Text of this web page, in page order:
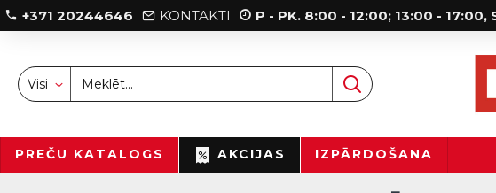
+371 20244646 KONTAKTI P - PK. 8:00 - 12:00; 13:00 - 17:00,
Visi
PREČU KATALOGS AKCIJAS IZPĀRDOŠANA